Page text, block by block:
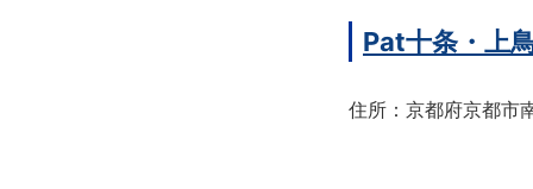
Pat十条・上
住所：京都府京都市